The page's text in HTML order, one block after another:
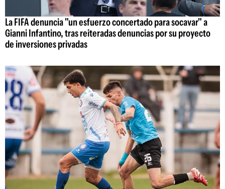
La FIFA denuncia "un esfuerzo concertado para socavar" a
Gianni Infantino, tras reiteradas denuncias por su proyecto
de inversiones privadas